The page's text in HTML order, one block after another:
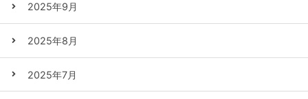
2025年9月
2025年8月
2025年7月